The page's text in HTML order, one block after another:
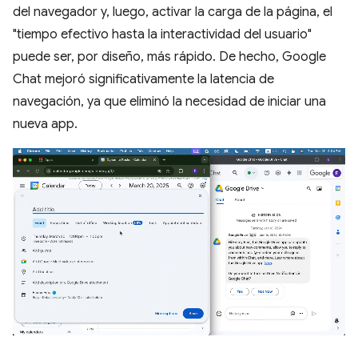
del navegador y, luego, activar la carga de la página, el
"tiempo efectivo hasta la interactividad del usuario"
puede ser, por diseño, más rápido. De hecho, Google
Chat mejoró significativamente la latencia de
navegación, ya que eliminó la necesidad de iniciar una
nueva app.